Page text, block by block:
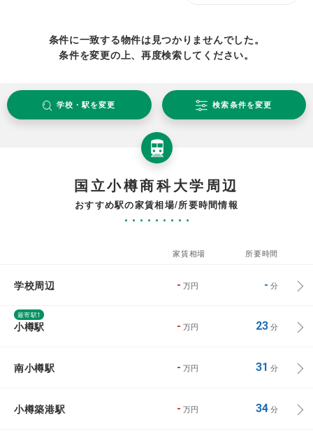
条件に一致する物件は見つかりませんでした。
条件を変更の上、再度検索してください。
学校・駅を変更 検索条件を変更
国立小樽商科大学周辺
おすすめ駅の家賃相場/所要時間情報
家賃相場 所要時間
学校周辺 - 万円 - 分
最寄駅1
小樽駅 - 万円 23分
南小樽駅 - 万円 31 分
小樽築港駅 - 万円 34分